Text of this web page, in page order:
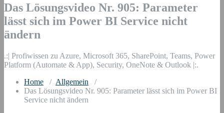
Das Lösungsvideo Nr. 905: Parameter
lässt sich im Power BI Service nicht
ändern
.:| Profiwissen zu Azure, Microsoft 365, SharePoint, Teams, Power
Platform (Automate & App), Security, OneNote & Outlook |:.
Home / Allgemein /
Das Lösungsvideo Nr. 905: Parameter lässt sich im Power BI
Service nicht ändern